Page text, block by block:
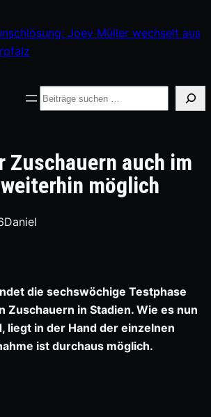
Joey Müller wechselt aus
Suche
Zuschauern auch im
möglich
Daniel
die sechswöchige Testphase
Zuschauern in Stadien. Wie es nun
liegt in der Hand der einzelnen
ist durchaus möglich.